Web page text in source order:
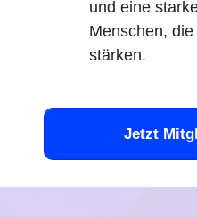
und eine
Menschen,
stärken.
Jetzt